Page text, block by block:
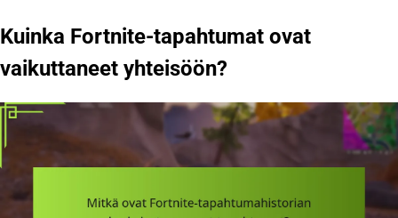
Kuinka Fortnite-tapahtumat ovat
vaikuttaneet yhteisöön?